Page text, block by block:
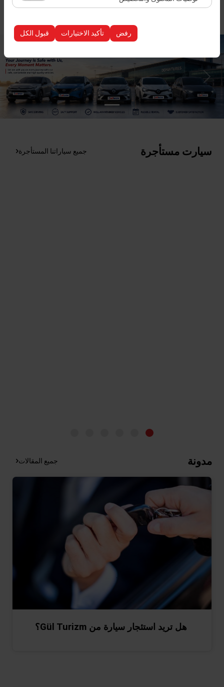
الظهور، معدل النقر).
تجربتك على المنصة من خلال حفظ إعدادات واجهة المستخدم،
وتفضيلات اللغة، والإعدادات الأخرى.
رفض تأكيد الاختيارات قبول الكل
سيارت مستأجرة جميع سياراتنا المستأجرة
مدونة جميع المقالات
هل تريد استئجار سيارة من Gül Turizm؟